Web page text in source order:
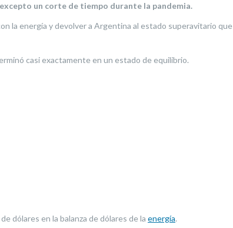
un corte de tiempo durante la pandemia.
la energía y devolver a Argentina al estado superavitario que
casi exactamente en un estado de equilibrio.
dólares en la balanza de dólares de la energía.